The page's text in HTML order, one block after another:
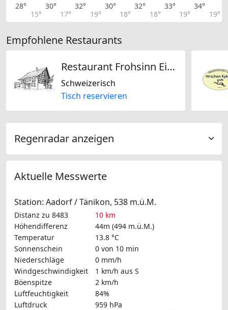
28°
15°
30°
17°
32°
19°
30°
18°
32°
18°
33°
19°
34°
19°
Empfohlene Restaurants
Restaurant Frohsinn Eidberg
Schweizerisch
Tisch reservieren
Regenradar anzeigen
Aktuelle Messwerte
Station: Aadorf / Tänikon, 538 m.ü.M.
Distanz zu 8483
10 km
Höhendifferenz
44m (494 m.ü.M.)
Temperatur
13.8 °C
Sonnenschein
0 von 10 min
Niederschläge
0 mm/h
Windgeschwindigkeit
1 km/h aus S
Böenspitze
2 km/h
Luftfeuchtigkeit
84%
Luftdruck
959 hPa